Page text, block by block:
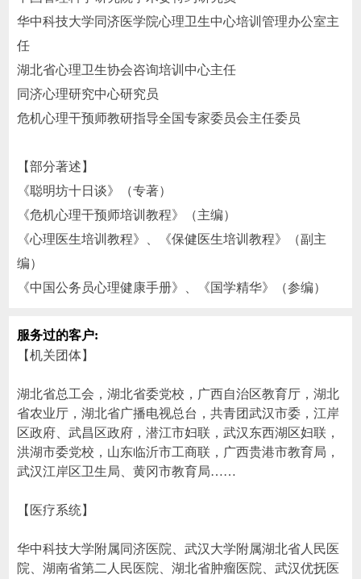
华中科技大学同济医学院心理卫生中心培训管理办公室主
任
湖北省心理卫生协会咨询培训中心主任
同济心理研究中心研究员
危机心理干预师教研指导全国专家委员会主任委员
【部分著述】
《聪明坊十日谈》（专著）
《危机心理干预师培训教程》（主编）
《心理医生培训教程》、《保健医生培训教程》（副主
编）
《中国公务员心理健康手册》、《国学精华》（参编）
服务过的客户:
【机关团体】
湖北省总工会，湖北省委党校，广西自治区教育厅，湖北
省农业厅，湖北省广播电视总台，共青团武汉市委，江岸
区政府、武昌区政府，潜江市妇联，武汉东西湖区妇联，
洪湖市委党校，山东临沂市工商联，广西贵港市教育局，
武汉江岸区卫生局、黄冈市教育局……
【医疗系统】
华中科技大学附属同济医院、武汉大学附属湖北省人民医
院、湖南省第二人民医院、湖北省肿瘤医院、武汉优抚医